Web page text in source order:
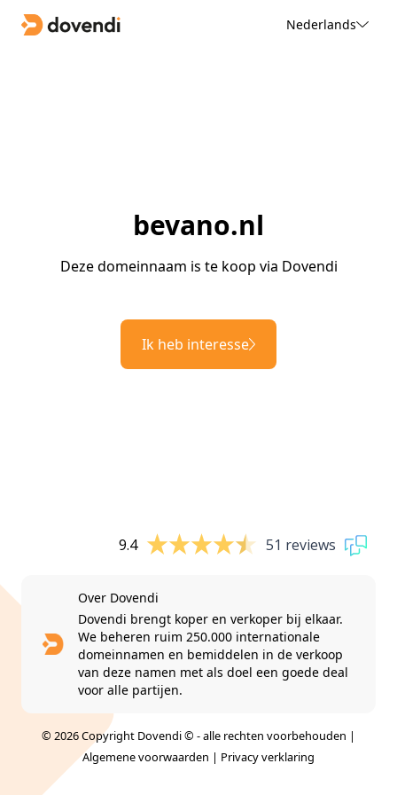
Nederlands
bevano.nl
Deze domeinnaam is te koop via Dovendi
Ik heb interesse
9.4 51 reviews
Over Dovendi
Dovendi brengt koper en verkoper bij elkaar.
We beheren ruim 250.000 internationale
domeinnamen en bemiddelen in de verkoop
van deze namen met als doel een goede deal
voor alle partijen.
© 2026 Copyright Dovendi © - alle rechten voorbehouden |
Algemene voorwaarden | Privacy verklaring